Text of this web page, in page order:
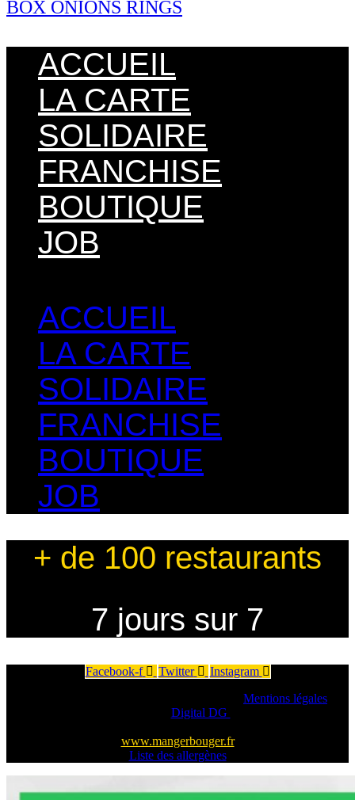
BOX ONIONS RINGS
ACCUEIL
LA CARTE
SOLIDAIRE
FRANCHISE
BOUTIQUE
JOB
ACCUEIL
LA CARTE
SOLIDAIRE
FRANCHISE
BOUTIQUE
JOB
+ de 100 restaurants
7 jours sur 7
Facebook-f Twitter
Instagram
Mentions légales
Digital DG
www.mangerbouger.fr
Liste des allergènes